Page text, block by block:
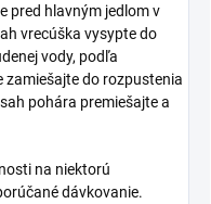
pred hlavným jedlom v
vrecúška vysypte do
vody, podľa
zamiešajte do rozpustenia
pohára premiešajte a
na niektorú
dávkovanie.